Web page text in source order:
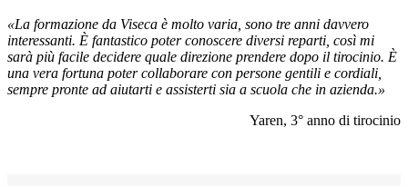
«La formazione da Viseca è molto varia, sono tre anni davvero
interessanti. È fantastico poter conoscere diversi reparti, così mi
sarà più facile decidere quale direzione prendere dopo il tirocinio. È
una vera fortuna poter collaborare con persone gentili e cordiali,
sempre pronte ad aiutarti e assisterti sia a scuola che in azienda.»
Yaren, 3° anno di tirocinio